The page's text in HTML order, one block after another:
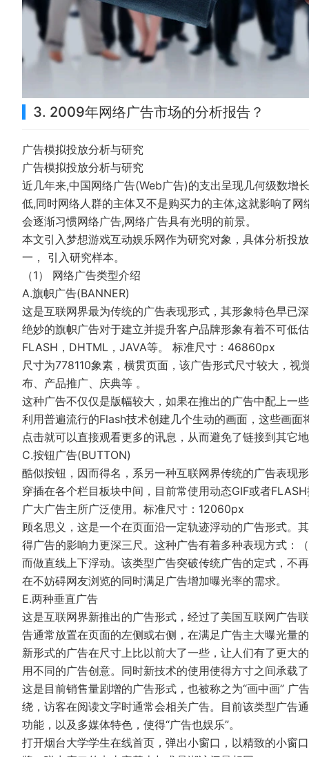
3. 2009年网络广告市场的分析报告？
广告模拟投放分析与研究
广告模拟投放分析与研究
近几年来,中国网络广告(Web广告)的支出呈现几何级数增
低,同时网络人群的主体又不是购买力的主体,这就影响了
会逐渐习惯网络广告,网络广告具有光明的前景。
本文引入梦想游戏互动娱乐网作为研究对象，具体分析投
一， 引入研究样本。
（1） 网络广告类型介绍
A.旗帜广告(BANNER)
这是互联网界最为传统的广告表现形式，其形象特色早已
绝妙的旗帜广告对于建立并提升客户品牌形象有着不可低
FLASH，DHTML，JAVA等。 标准尺寸：46860px
尺寸为778110象素，横贯页面，该广告形式尺寸较大，
布、产品推广、庆典等 。
这种广告不仅仅是版幅较大，如果在推出的广告中配上
利用普遍流行的Flash技术创建几个生动的画面，这些画
点击就可以直接观看更多的讯息，从而避免了链接到其它
C.按钮广告(BUTTON)
酷似按钮，因而得名，系另一种互联网界传统的广告表现
穿插在各个栏目板块中间，目前常使用动态GIF或者
广大广告主所广泛使用。标准尺寸：12060px
顾名思义，这是一个在页面沿一定轨迹浮动的广告形式。
得广告的影响力更深三尺。这种广告有着多种表现方式：
而做直线上下浮动。该类型广告突破传统广告的定式，不
在不妨碍网友浏览的同时满足广告增加曝光率的需求。
E.两种垂直广告
这是互联网界新推出的广告形式，经过了美国互联网广告
告通常放置在页面的左侧或右侧，在满足广告主大曝光量
新形式的广告在尺寸上比以前大了一些，让人们有了更大
用不同的广告创意。同时新技术的使用使得方寸之间承载
这是目前销售量剧增的广告形式，也被称之为“画中画”
绕，访客在阅读文字时通常会相关广告。目前该类型广告
功能，以及多媒体特色，使得“广告也娱乐”。
打开烟台大学学生在线首页，弹出小窗口，以精致的小窗